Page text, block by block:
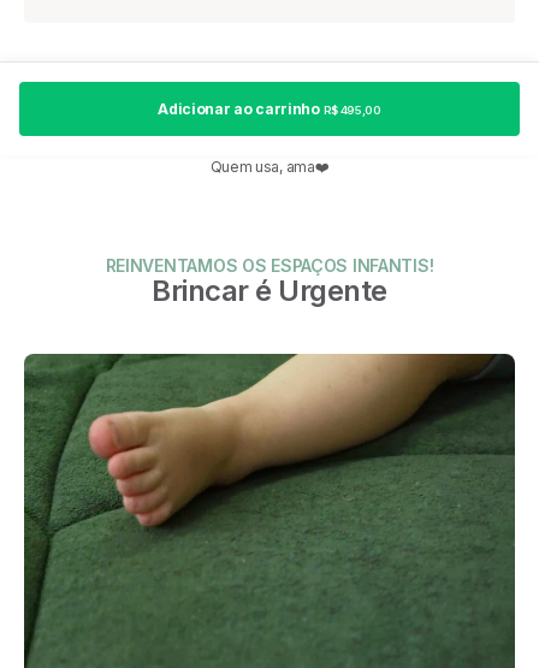
Adicionar ao carrinho R$ 495,00
Quem usa, ama❤️
REINVENTAMOS OS ESPAÇOS INFANTIS!
Brincar é Urgente